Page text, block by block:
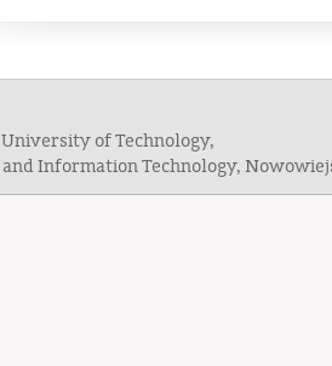
of Technology,
Information Technology,